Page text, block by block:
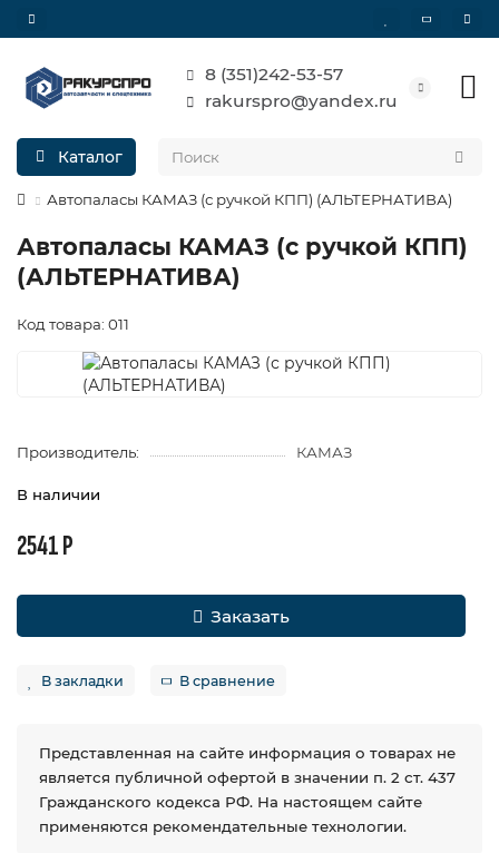
8 (351)242-53-57
rakurspro@yandex.ru
Каталог
Автопаласы КАМАЗ (с ручкой КПП) (АЛЬТЕРНАТИВА)
Автопаласы КАМАЗ (с ручкой КПП)
(АЛЬТЕРНАТИВА)
Код товара: 011
Производитель: КАМАЗ
В наличии
2541 Р
Заказать
В закладки В сравнение
Представленная на сайте информация о товарах не
является публичной офертой в значении п. 2 ст. 437
Гражданского кодекса РФ. На настоящем сайте
применяются рекомендательные технологии.